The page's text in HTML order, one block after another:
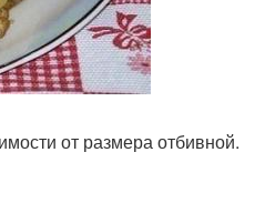
от размера отбивной.